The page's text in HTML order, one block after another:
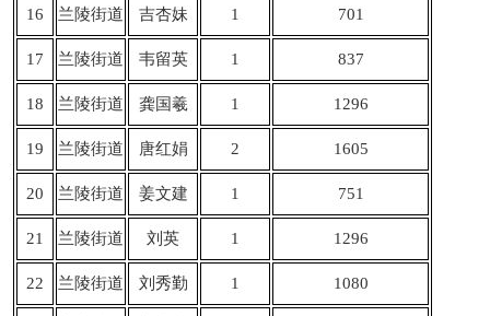
16 兰陵街道 吉杏妹 1 701
17 兰陵街道 韦留英 1 837
18 兰陵街道 龚国羲 1 1296
19 兰陵街道 唐红娟 2 1605
20 兰陵街道 姜文建 1 751
21 兰陵街道 刘英 1 1296
22 兰陵街道 刘秀勤 1 1080